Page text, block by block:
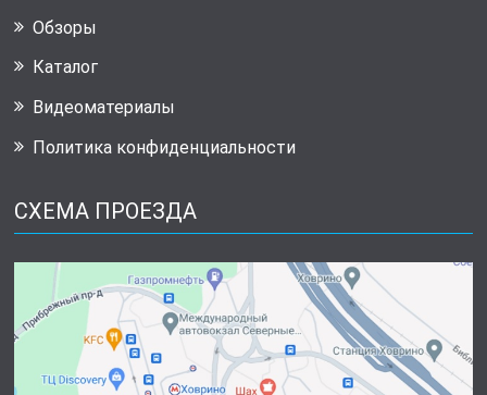
Обзоры
Каталог
Видеоматериалы
Политика конфиденциальности
СХЕМА ПРОЕЗДА